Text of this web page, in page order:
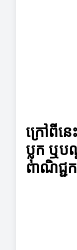
ក្រៅពីនេ
ប្លុក ឬប
ពាណិជ្ជក